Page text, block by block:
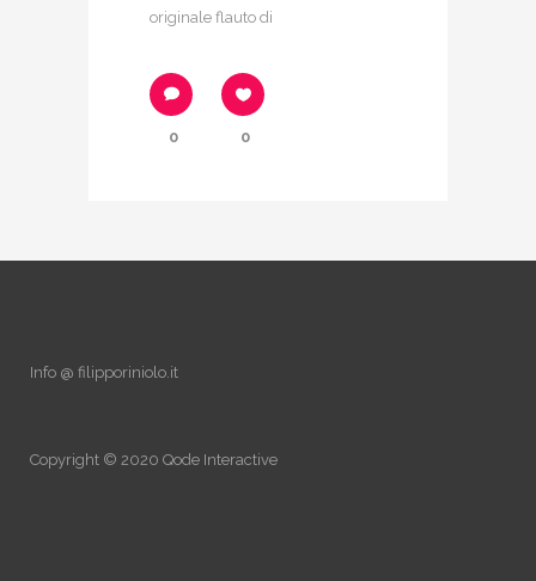
originale flauto di
0 0
Info @ filipporiniolo.it
Copyright © 2020 Qode Interactive